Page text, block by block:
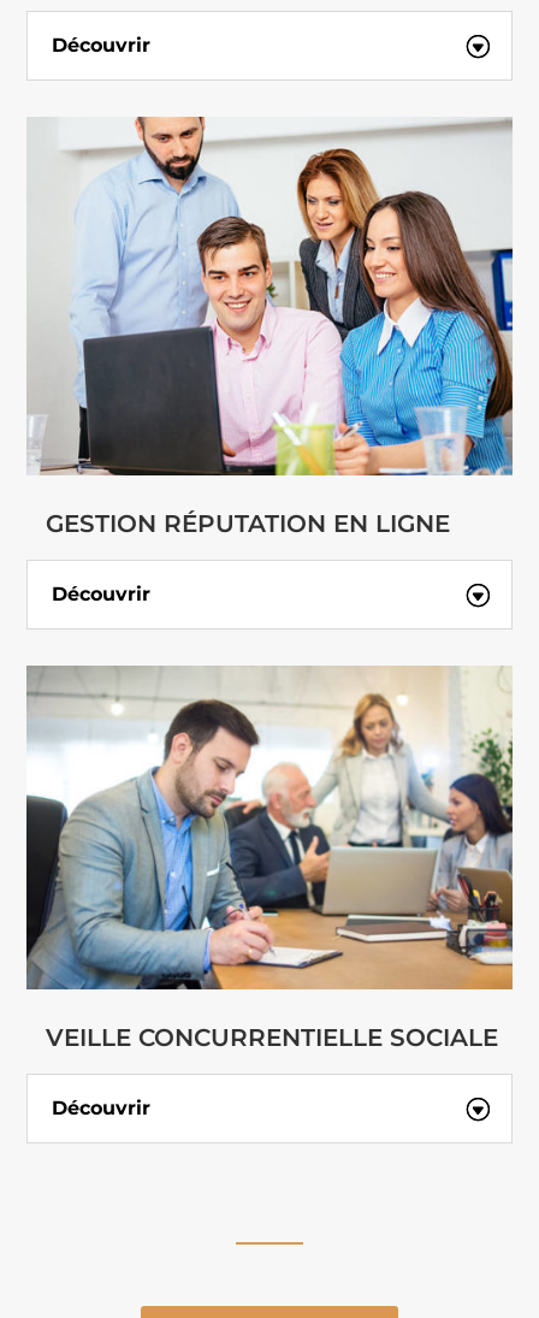
Découvrir
GESTION RÉPUTATION EN LIGNE
Découvrir
VEILLE CONCURRENTIELLE SOCIALE
Découvrir